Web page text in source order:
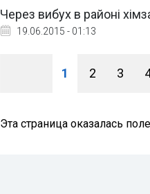
Через вибух в районі
19.06.2015 - 01:13
1 2 3
Эта страница оказалась